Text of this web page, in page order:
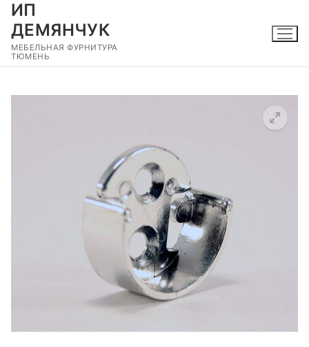
Перейти
содержимому
ИП
ДЕМЯНЧУК
МЕБЕЛЬНАЯ ФУРНИТУРА
ТЮМЕНЬ